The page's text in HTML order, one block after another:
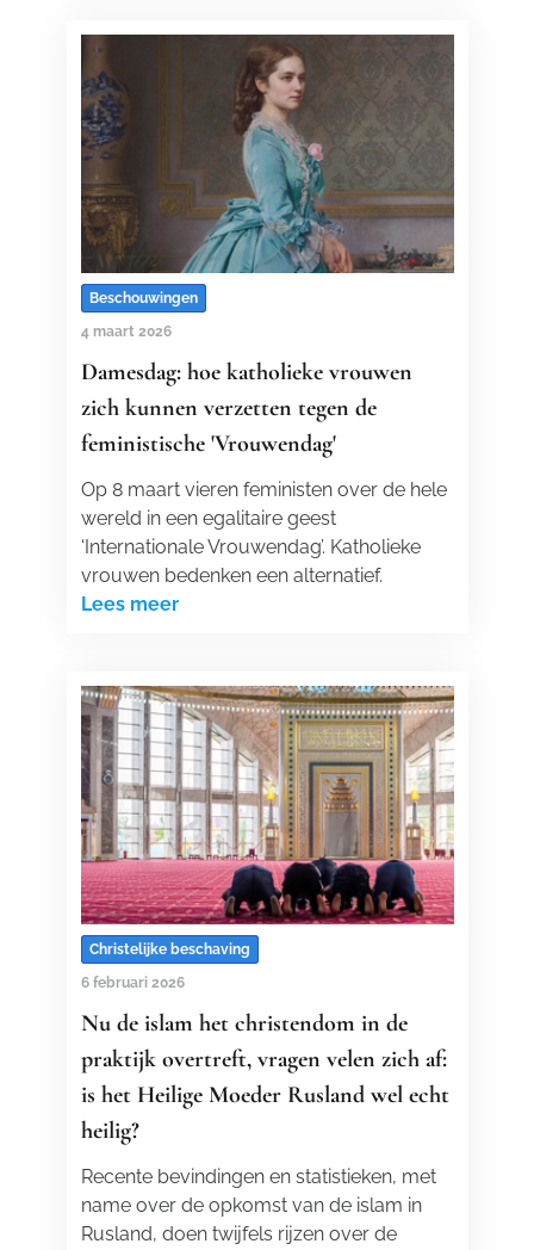
Beschouwingen
4 maart 2026
Damesdag: hoe katholieke vrouwen
zich kunnen verzetten tegen de
feministische 'Vrouwendag'
Op 8 maart vieren feministen over de hele
wereld in een egalitaire geest
‘Internationale Vrouwendag’. Katholieke
vrouwen bedenken een alternatief.
Lees meer
Christelijke beschaving
6 februari 2026
Nu de islam het christendom in de
praktijk overtreft, vragen velen zich af:
is het Heilige Moeder Rusland wel echt
heilig?
Recente bevindingen en statistieken, met
name over de opkomst van de islam in
Rusland, doen twijfels rijzen over de